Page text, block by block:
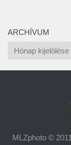
ARCHÍVUM
Archívum
MLZphoto ©